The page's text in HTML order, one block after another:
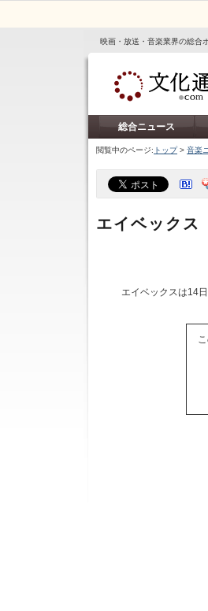
映画・放送・音楽業界の総合
総合ニュース
閲覧中のページ: トップ> 音楽
エイベックス
エイベックスは14